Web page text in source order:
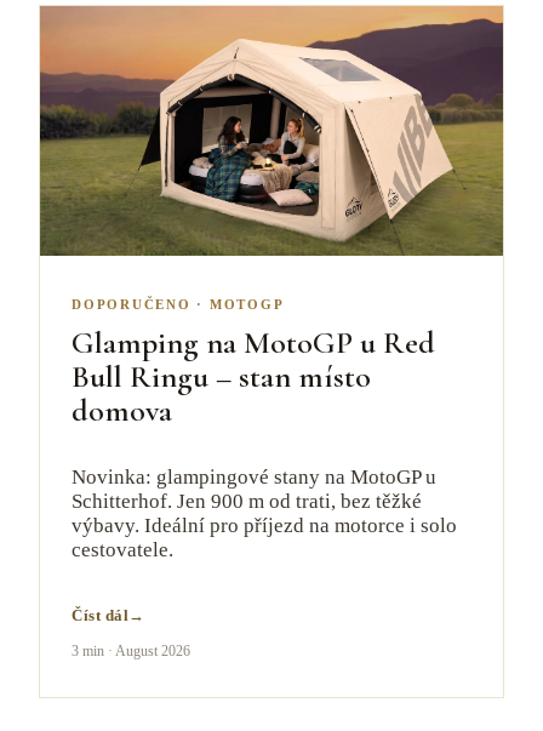
DOPORUČENO · MOTOGP
Glamping na MotoGP u Red
Bull Ringu – stan místo
domova
Novinka: glampingové stany na MotoGP u
Schitterhof. Jen 900 m od trati, bez těžké
výbavy. Ideální pro příjezd na motorce i solo
cestovatele.
Číst dál
3 min · August 2026